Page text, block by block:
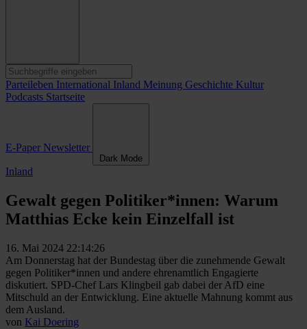
Parteileben International Inland Meinung Geschichte Kultur
Podcasts Startseite
E-Paper Newsletter
Dark Mode
Inland
Gewalt gegen Politiker*innen: Warum
Matthias Ecke kein Einzelfall ist
16. Mai 2024 22:14:26
Am Donnerstag hat der Bundestag über die zunehmende Gewalt
gegen Politiker*innen und andere ehrenamtlich Engagierte
diskutiert. SPD-Chef Lars Klingbeil gab dabei der AfD eine
Mitschuld an der Entwicklung. Eine aktuelle Mahnung kommt aus
dem Ausland.
von Kai Doering